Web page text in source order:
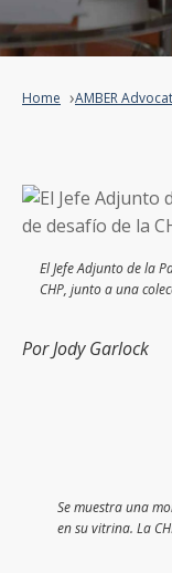
Home AMBER
El Jefe Adjunto de la
CHP, junto a una
Por Jody Garlock
Se muestra una
en su vitrina. La